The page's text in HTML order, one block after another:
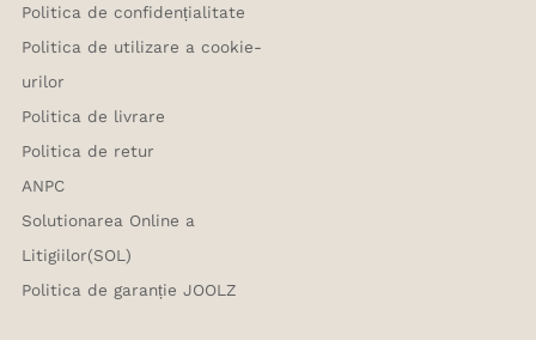
Politica de confidențialitate
Politica de utilizare a cookie-
urilor
Politica de livrare
Politica de retur
ANPC
Solutionarea Online a
Litigiilor(SOL)
Politica de garanție JOOLZ